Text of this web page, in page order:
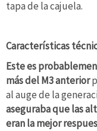
tapa de la cajuela.
Características
Este es
más del M3 anterior
al auge de la
aseguraba que las
eran la mejor